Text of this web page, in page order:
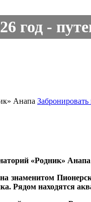
год -
Анапа Забронировать
«Родник» Анапа
знаменитом
Рядом находятся